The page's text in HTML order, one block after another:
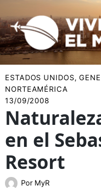
al
contenido
ESTADOS UNIDOS,
NORTEAMÉRICA
13/09/2008
en el
Resort
Por MyR